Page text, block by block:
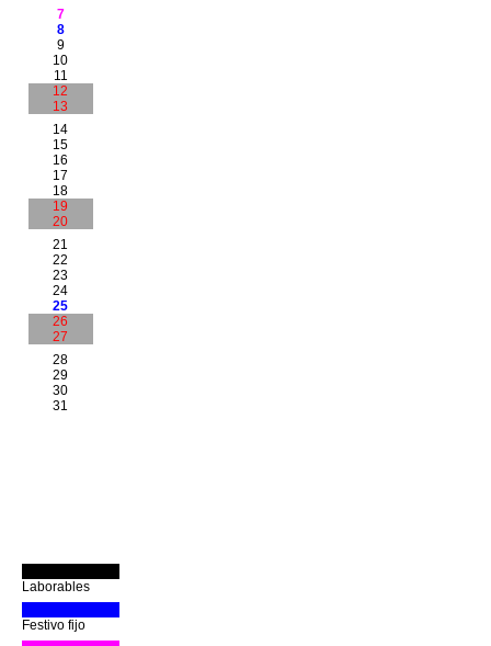
7
8
9
10
11
12
13
14
15
16
17
18
19
20
21
22
23
24
25
26
27
28
29
30
31
Laborables
Festivo fijo